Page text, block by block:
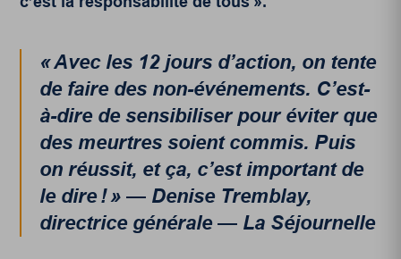
« Avec les 12 jours d’action, on tente
de faire des non-événements. C’est-
à-dire de sensibiliser pour éviter que
des meurtres soient commis. Puis
on réussit, et ça, c’est important de
le dire ! » — Denise Tremblay,
directrice générale — La Séjournelle